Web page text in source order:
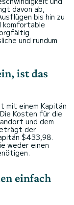
davon ab,
bis hin zu
komfortable
und rundum
ist das
mit einem Kapitän
Kosten für die
und dem
der
$433,98.
weder einen
einfach